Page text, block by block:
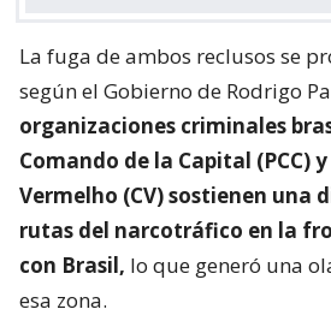
La fuga de ambos reclusos se
según el Gobierno de Rodrigo
organizaciones criminales
Comando de la Capital (PCC)
Vermelho (CV) sostienen una
rutas del narcotráfico en la
con Brasil, lo que generó una
esa zona.